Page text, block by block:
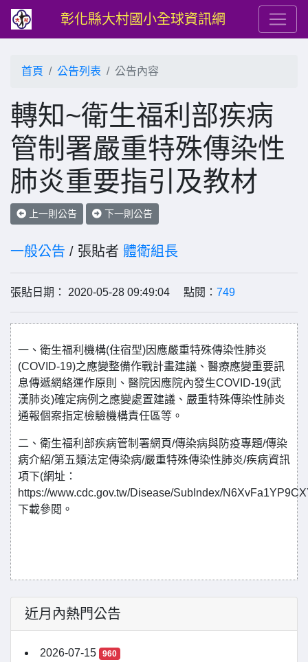
彰化縣大村國小全球資訊網
首頁 公告列表 公告內容
轉知~衛生福利部疾病
管制署嚴重特殊傳染性
肺炎重要指引及教材
上一則公告 下一則公告
一般公告 / 張貼者 體衛組長
張貼日期： 2020-05-28 09:49:04 點閱： 749
一、衛生福利機構(住宿型)因應嚴重特殊傳染性肺炎
(COVID-19)之應變整備作戰計畫建議、醫療應變重要訊
息傳遞網絡運作原則、醫院因應院內發生COVID-19(武
漢肺炎)確定病例之應變處置建議、嚴重特殊傳染性肺炎
通報個案指定檢驗機構責任區等。
二、衛生福利部疾病管制署網頁/傳染病與防疫專題/傳染
病介紹/第五類法定傳染病/嚴重特殊傳染性肺炎/疾病資訊
項下(網址：
https://www.cdc.gov.tw/Disease/SubIndex/
下載參閱。
近月內熱門公告
2026-07-15 960